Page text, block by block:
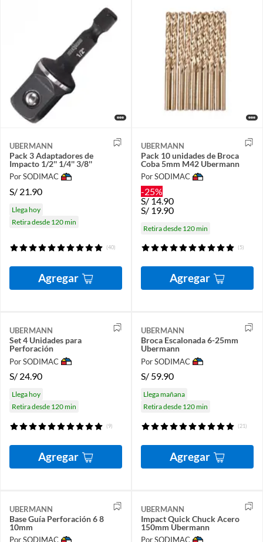
UBERMANN
Pack 3 Adaptadores de
Impacto 1/2'' 1/4'' 3/8''
Por SODIMAC
S/ 21.90
Llega hoy
Retira desde 120 min
(40)
Agregar
UBERMANN
Pack 10 unidades de Broca
Coba 5mm M42 Ubermann
Por SODIMAC
-25%
S/14.90
S/ 19.90
Retira desde 120 min
(5)
Agregar
UBERMANN
Set 4 Unidades para
Perforación
Por SODIMAC
S/ 24.90
Llega hoy
Retira desde 120 min
(9)
Agregar
UBERMANN
Broca Escalonada 6-25mm
Ubermann
Por SODIMAC
S/ 59.90
Llega mañana
Retira desde 120 min
(21)
Agregar
UBERMANN
Base Guía Perforación 6 8
10mm
Por SODIMAC
UBERMANN
Impact Quick Chuck Acero
150mm Ubermann
Por SODIMAC